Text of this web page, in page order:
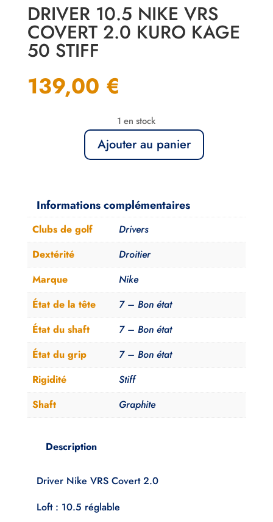
DRIVER 10.5 NIKE VRS
COVERT 2.0 KURO KAGE
50 STIFF
139,00 €
1 en stock
quantité
10.5
Nike
VRS
Covert
2.0
Kage
50
Stiff
Ajouter au panier
Informations complémentaires
Clubs de golf
Drivers
Dextérité
Droitier
Marque
Nike
État de la tête
7 – Bon état
État du shaft
7 – Bon état
État du grip
7 – Bon état
Rigidité
Stiff
Shaft
Graphite
Description
Driver Nike VRS Covert 2.0
Loft : 10.5 réglable